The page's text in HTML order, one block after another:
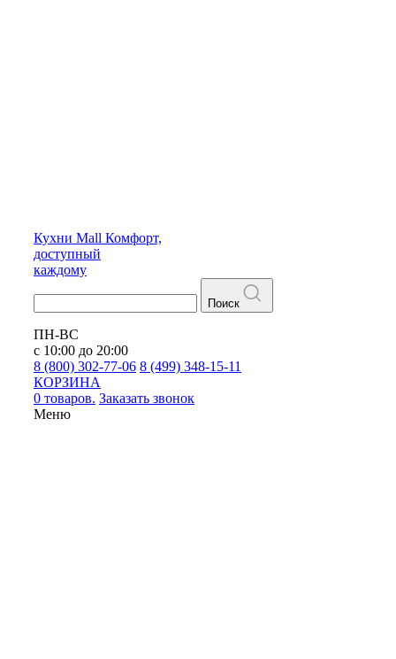
Кухни Mall Комфорт,
доступный
каждому
Поиск
ПН-ВС
с 10:00 до 20:00
8 (800) 302-77-06 8 (499) 348-15-11
КОРЗИНА
0 товаров. Заказать звонок
Меню